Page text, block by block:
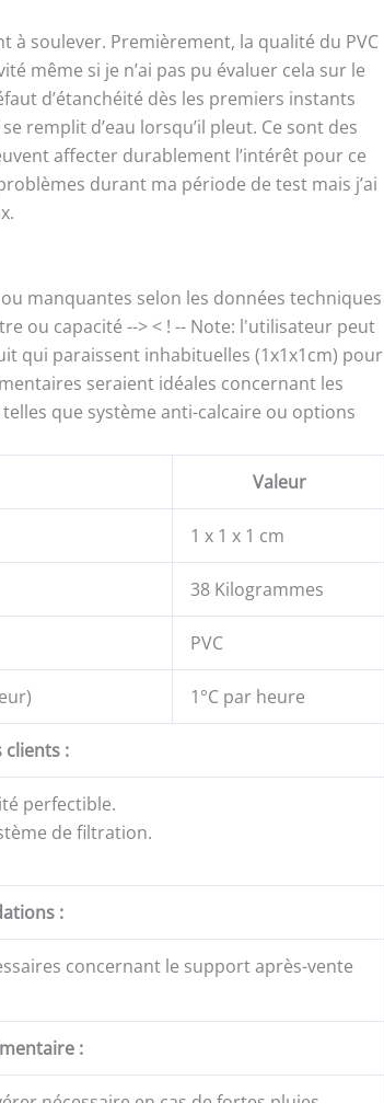
soulever. Premièrement, la qualité du PVC
même si je n’ai pas pu évaluer cela sur le
d’étanchéité dès les premiers instants
remplit d’eau lorsqu’il pleut. Ce sont des
affecter durablement l’intérêt pour ce
durant ma période de test mais j’ai
manquantes selon les données techniques
ou capacité --> < ! -- Note: l'utilisateur peut
qui paraissent inhabituelles (1x1x1cm) pour
seraient idéales concernant les
que système anti-calcaire ou options
Valeur
1 x 1 x 1 cm
38 Kilogrammes
PVC
1°C par heure
clients :
perfectible.
de filtration.
:
concernant le support après-vente
: